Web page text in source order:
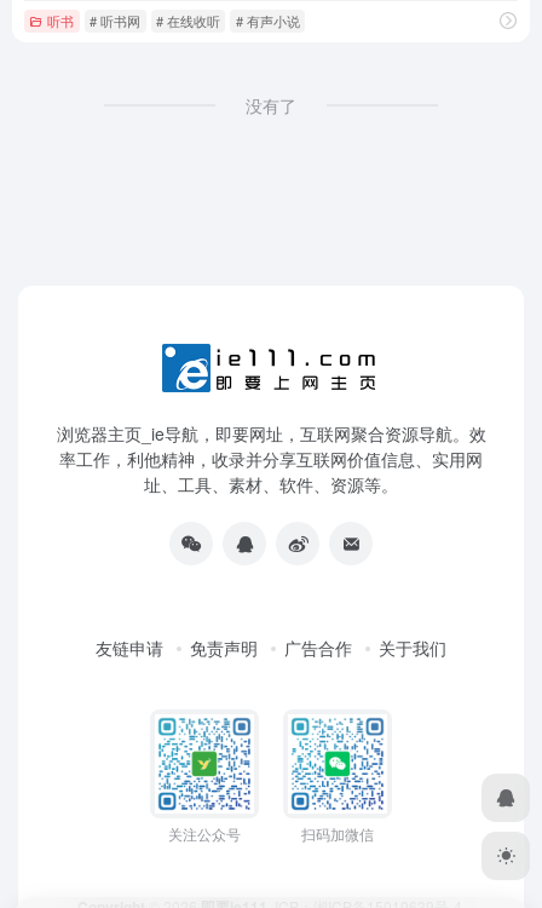
听书 # 听书网 # 在线收听 # 有声小说
没有了
浏览器主页_ie导航，即要网址，互联网聚合资源导航。效
率工作，利他精神，收录并分享互联网价值信息、实用网
址、工具、素材、软件、资源等。
友链申请 免责声明 广告合作 关于我们
关注公众号 扫码加微信